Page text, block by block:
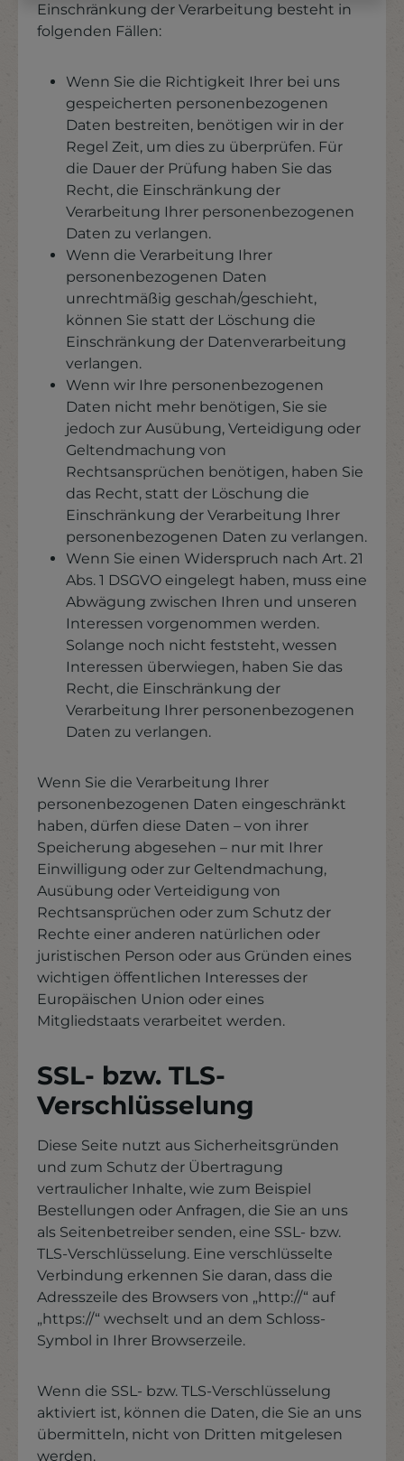
Einschränkung der Verarbeitung besteht in
folgenden Fällen:
Wenn Sie die Richtigkeit Ihrer bei uns
gespeicherten personenbezogenen
Daten bestreiten, benötigen wir in der
Regel Zeit, um dies zu überprüfen. Für
die Dauer der Prüfung haben Sie das
Recht, die Einschränkung der
Verarbeitung Ihrer personenbezogenen
Daten zu verlangen.
Wenn die Verarbeitung Ihrer
personenbezogenen Daten
unrechtmäßig geschah/geschieht,
können Sie statt der Löschung die
Einschränkung der Datenverarbeitung
verlangen.
Wenn wir Ihre personenbezogenen
Daten nicht mehr benötigen, Sie sie
jedoch zur Ausübung, Verteidigung oder
Geltendmachung von
Rechtsansprüchen benötigen, haben Sie
das Recht, statt der Löschung die
Einschränkung der Verarbeitung Ihrer
personenbezogenen Daten zu verlangen.
Wenn Sie einen Widerspruch nach Art. 21
Abs. 1 DSGVO eingelegt haben, muss eine
Abwägung zwischen Ihren und unseren
Interessen vorgenommen werden.
Solange noch nicht feststeht, wessen
Interessen überwiegen, haben Sie das
Recht, die Einschränkung der
Verarbeitung Ihrer personenbezogenen
Daten zu verlangen.
Wenn Sie die Verarbeitung Ihrer
personenbezogenen Daten eingeschränkt
haben, dürfen diese Daten – von ihrer
Speicherung abgesehen – nur mit Ihrer
Einwilligung oder zur Geltendmachung,
Ausübung oder Verteidigung von
Rechtsansprüchen oder zum Schutz der
Rechte einer anderen natürlichen oder
juristischen Person oder aus Gründen eines
wichtigen öffentlichen Interesses der
Europäischen Union oder eines
Mitgliedstaats verarbeitet werden.
SSL- bzw. TLS-
Verschlüsselung
Diese Seite nutzt aus Sicherheitsgründen
und zum Schutz der Übertragung
vertraulicher Inhalte, wie zum Beispiel
Bestellungen oder Anfragen, die Sie an uns
als Seitenbetreiber senden, eine SSL- bzw.
TLS-Verschlüsselung. Eine verschlüsselte
Verbindung erkennen Sie daran, dass die
Adresszeile des Browsers von „http://“ auf
„https://“ wechselt und an dem Schloss-
Symbol in Ihrer Browserzeile.
Wenn die SSL- bzw. TLS-Verschlüsselung
aktiviert ist, können die Daten, die Sie an uns
übermitteln, nicht von Dritten mitgelesen
werden.